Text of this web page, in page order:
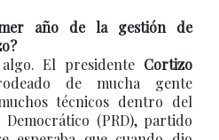
año de la gestión de
El presidente Cortizo
de mucha gente
técnicos dentro del
(PRD), partido